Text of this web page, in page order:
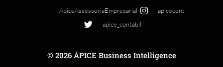
ApiceAssessoriaEmpresarial
apicecont
apice_contabil
© 2026 ÁPICE Business Intelligence